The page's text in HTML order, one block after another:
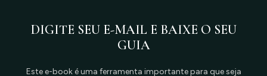
DIGITE SEU E-MAIL E BAIXE O SEU
GUIA
Este e-book é uma ferramenta importante para que seja